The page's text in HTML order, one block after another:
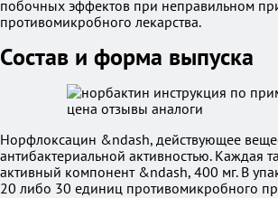
побочных эффектов при неправильном
противомикробного лекарства.
Состав и форма выпуска
Норфлоксацин &ndash, действующее
антибактериальной активностью. Каждая
активный компонент &ndash, 400 мг. В
20 либо 30 единиц противомикробного